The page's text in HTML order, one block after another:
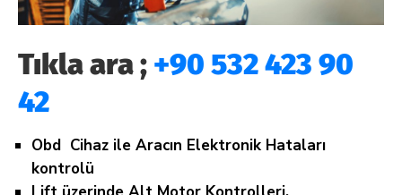
Tıkla ara ; +90 532 423 90
42
Obd Cihaz ile Aracın Elektronik Hataları
kontrolü